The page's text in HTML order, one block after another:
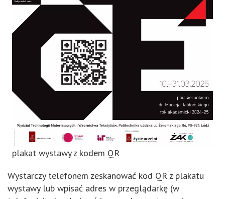
plakat wystawy z kodem QR
Wystarczy telefonem zeskanować kod QR z plakatu
wystawy lub wpisać adres w przeglądarkę (w